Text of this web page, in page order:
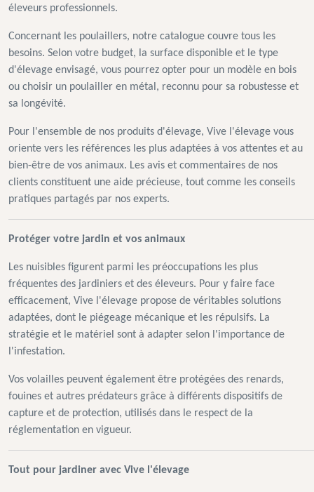
éleveurs professionnels.
Concernant les poulaillers, notre catalogue couvre tous les
besoins. Selon votre budget, la surface disponible et le type
d'élevage envisagé, vous pourrez opter pour un modèle en bois
ou choisir un poulailler en métal, reconnu pour sa robustesse et
sa longévité.
Pour l'ensemble de nos produits d'élevage, Vive l'élevage vous
oriente vers les références les plus adaptées à vos attentes et au
bien-être de vos animaux. Les avis et commentaires de nos
clients constituent une aide précieuse, tout comme les conseils
pratiques partagés par nos experts.
Protéger votre jardin et vos animaux
Les nuisibles figurent parmi les préoccupations les plus
fréquentes des jardiniers et des éleveurs. Pour y faire face
efficacement, Vive l'élevage propose de véritables solutions
adaptées, dont le piégeage mécanique et les répulsifs. La
stratégie et le matériel sont à adapter selon l'importance de
l'infestation.
Vos volailles peuvent également être protégées des renards,
fouines et autres prédateurs grâce à différents dispositifs de
capture et de protection, utilisés dans le respect de la
réglementation en vigueur.
Tout pour jardiner avec Vive l'élevage